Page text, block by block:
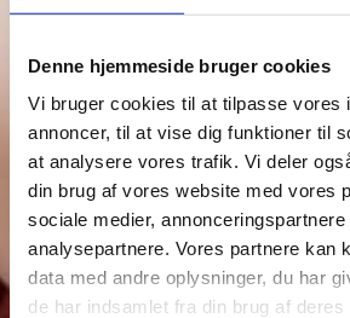
Denne hjemmeside bruger cookies
Vi bruger cookies til at tilpasse vores
annoncer, til at vise dig funktioner til
at analysere vores trafik. Vi deler
din brug af vores website med vores
sociale medier, annonceringspartnere
analysepartnere. Vores partnere kan
data med andre oplysninger, du har
de har indsamlet fra din brug af deres
PLANLÆG DIT BESØG
JERNALDERFERIE FOR